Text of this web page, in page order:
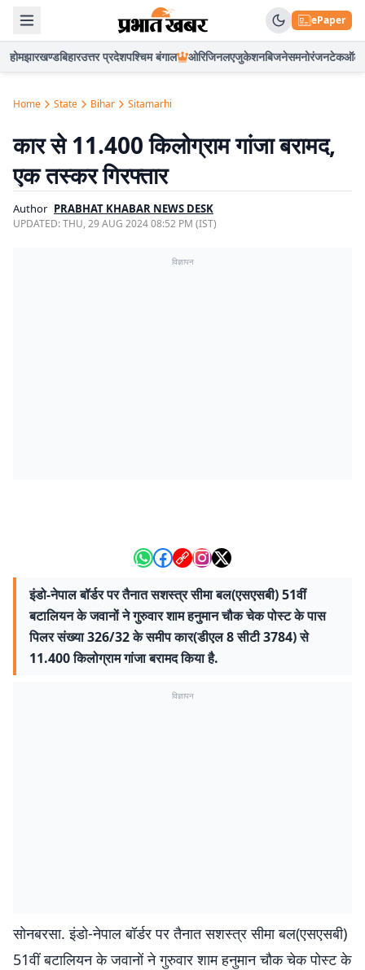
ePaper
होमझारखण्डबिहारउत्तर प्रदेशपश्चिम बंगाल ओरिजिनलएजुकेशनबिजनेसमनोरंजनटेकऑटो
Home State Bihar Sitamarhi
कार से 11.400 किलोग्राम गांजा बरामद,
एक तस्कर गिरफ्तार
Author PRABHAT KHABAR NEWS DESK
UPDATED:THU, 29 AUG 2024 08:52 PM (IST)
विज्ञापन
इंडो-नेपाल बॉर्डर पर तैनात सशस्त्र सीमा बल(एसएसबी) 51वीं
बटालियन के जवानों ने गुरुवार शाम हनुमान चौक चेक पोस्ट के पास
पिलर संख्या 326/32 के समीप कार(डीएल 8 सीटी 3784) से
11.400 किलोग्राम गांजा बरामद किया है.
विज्ञापन
सोनबरसा. इंडो-नेपाल बॉर्डर पर तैनात सशस्त्र सीमा बल(एसएसबी)
51वीं बटालियन के जवानों ने गुरुवार शाम हनुमान चौक चेक पोस्ट के